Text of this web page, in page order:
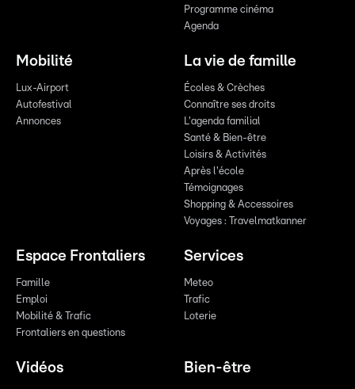
Programme cinéma
Agenda
Mobilité
Lux-Airport
Autofestival
Annonces
La vie de famille
Écoles & Crèches
Connaître ses droits
L'agenda familial
Santé & Bien-être
Loisirs & Activités
Après l'école
Témoignages
Shopping & Accessoires
Voyages : Travelmatkanner
Espace Frontaliers
Famille
Emploi
Mobilité & Trafic
Frontaliers en questions
Services
Meteo
Trafic
Loterie
Vidéos Bien-être